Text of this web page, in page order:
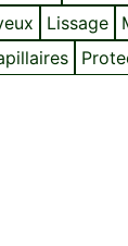
Lissage